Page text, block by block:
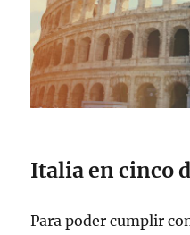
Italia en cinco
Para poder cumplir